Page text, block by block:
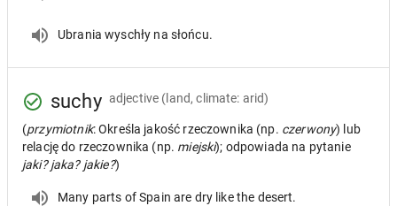
Ubrania wyschły na słońcu.
suchy adjective (land, climate: arid)
(przymiotnik: Określa jakość rzeczownika (np. czerwony) lub
relację do rzeczownika (np. miejski); odpowiada na pytanie
jaki? jaka? jakie?)
Many parts of Spain are dry like the desert.